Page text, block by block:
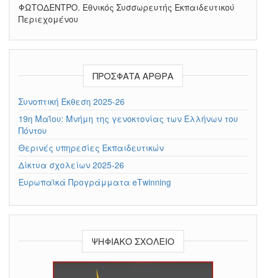
ΦΩΤΟΔΕΝΤΡΟ. Εθνικός Συσσωρευτής Εκπαιδευτικού
Περιεχομένου
ΠΡΌΣΦΑΤΑ ΆΡΘΡΑ
Συνοπτική Έκθεση 2025-26
19η Μαΐου: Μνήμη της γενοκτονίας των Ελλήνων του
Πόντου
Θερινές υπηρεσίες Εκπαιδευτικών
Δίκτυα σχολείων 2025-26
Ευρωπαϊκά Προγράμματα eΤwinning
ΨΗΦΙΑΚΌ ΣΧΟΛΕΊΟ